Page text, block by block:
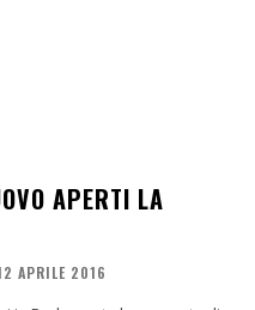
APERTI LA
APRILE 2016